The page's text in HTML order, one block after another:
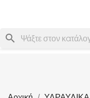
search